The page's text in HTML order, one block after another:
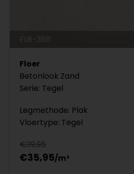
FLR-3611
Floer
Betonlook Zand
Serie: Tegel
Legmethode: Plak
Vloertype: Tegel
€39,95
€35,95